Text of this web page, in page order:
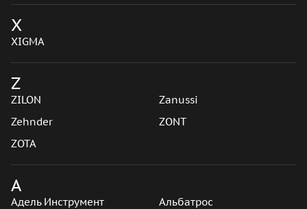
X
XIGMA
Z
ZILON
Zanussi
Zehnder
ZONT
ZOTA
А
Адель Инструмент Альбатрос